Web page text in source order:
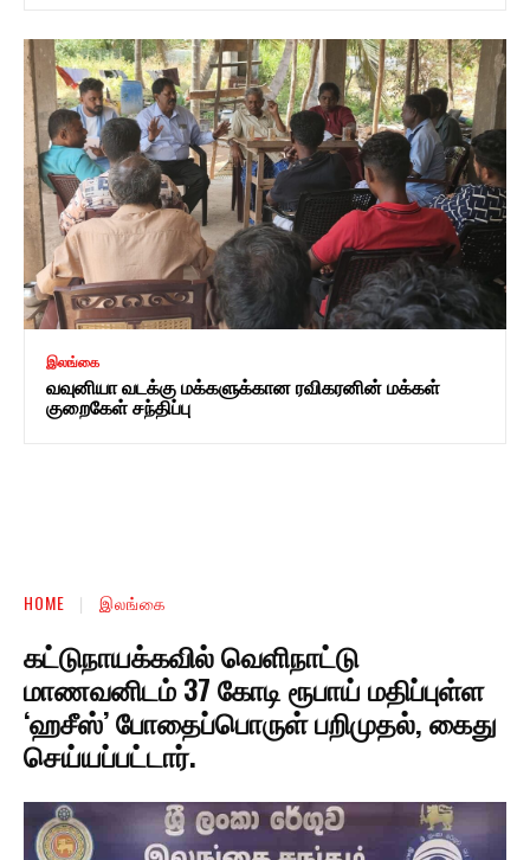
இலங்கை
வவுனியா வடக்கு மக்களுக்கான ரவிகரனின் மக்கள்
குறைகேள் சந்திப்பு